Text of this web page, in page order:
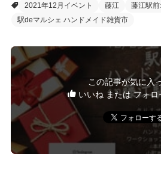
2021年12月イベント
藤江
藤江駅前
駅deマルシェ ハンドメイド雑貨市
この記事が気に入
いいね または フォロ